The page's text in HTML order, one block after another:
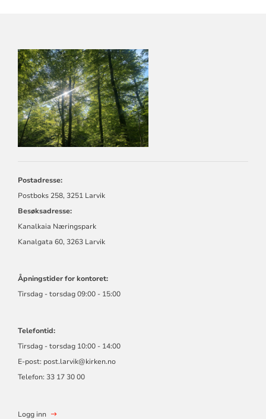
KONTAKTINFORMASJON
FOR
LARVIK
KIRKELIGE
FELLESRÅD
Postadresse:
Postboks 258, 3251 Larvik
Besøksadresse:
Kanalkaia Næringspark
Kanalgata 60, 3263 Larvik
Åpningstider for kontoret:
Tirsdag - torsdag 09:00 - 15:00
Telefontid:
Tirsdag - torsdag 10:00 - 14:00
E-post: post.larvik@kirken.no
Telefon: 33 17 30 00
Logg inn